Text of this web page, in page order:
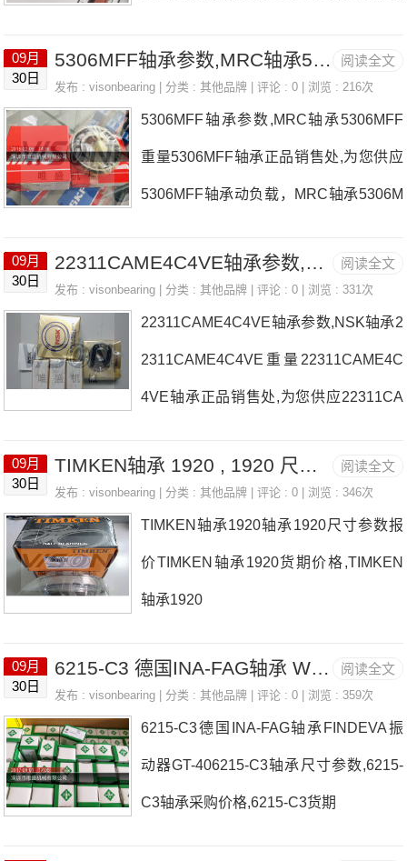
少度，详细的719UHC25 A15轴承尺寸
阅读全文
09月
30日
5306MFF轴承参数,MRC轴承5306MFF重量
发布 :visonbearing | 分类 :其他品牌 | 评论 : 0 | 浏览 : 216次
5306MFF轴承参数,MRC轴承5306MFF
重量5306MFF轴承正品销售处,为您供应
5306MFF轴承动负载，MRC轴承5306M
尺寸参数以及图纸，准确的5306MFF轴
阅读全文
09月
30日
22311CAME4C4VE轴承参数,NSK轴承22311CAME4C4VE重量
发布 :visonbearing | 分类 :其他品牌 | 评论 : 0 | 浏览 : 331次
22311CAME4C4VE轴承参数,NSK轴承2
2311CAME4C4VE重量22311CAME4C
4VE轴承正品销售处,为您供应22311CA
CAME4C4VE耐高温多少度，详细的223
阅读全文
09月
30日
TIMKEN轴承 1920 , 1920 尺寸参数报价
发布 :visonbearing | 分类 :其他品牌 | 评论 : 0 | 浏览 : 346次
TIMKEN轴承1920轴承1920尺寸参数报
价TIMKEN轴承1920货期价格,TIMKEN
轴承1920
阅读全文
09月
30日
6215-C3 德国INA-FAG轴承 WETRON automation GmbHIRC18测量分析仪
发布 :visonbearing | 分类 :其他品牌 | 评论 : 0 | 浏览 : 359次
6215-C3德国INA-FAG轴承FINDEVA振
动器GT-406215-C3轴承尺寸参数,6215-
C3轴承采购价格,6215-C3货期